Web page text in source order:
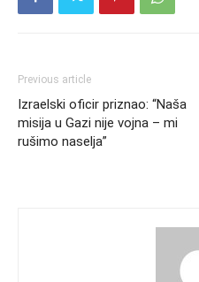
Previous article
Izraelski oficir priznao: “Naša
misija u Gazi nije vojna – mi
rušimo naselja”